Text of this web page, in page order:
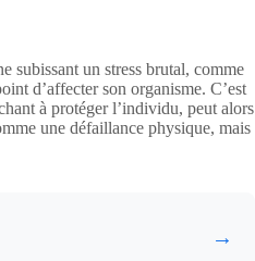
subissant un stress brutal, comme
d’affecter son organisme. C’est
à protéger l’individu, peut alors
une défaillance physique, mais
→